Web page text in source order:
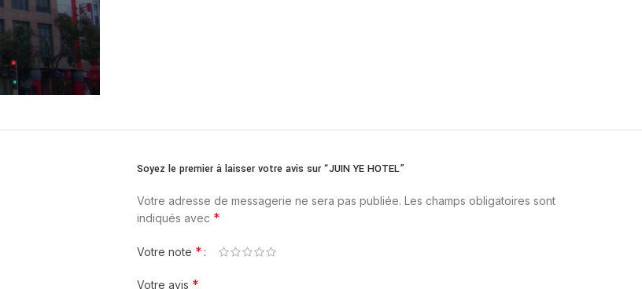
Soyez le premier à laisser votre avis sur “JUIN YE HOTEL”
Votre adresse de messagerie ne sera pas publiée. Les champs obligatoires sont
indiqués avec *
Votre note *
Votre avis *